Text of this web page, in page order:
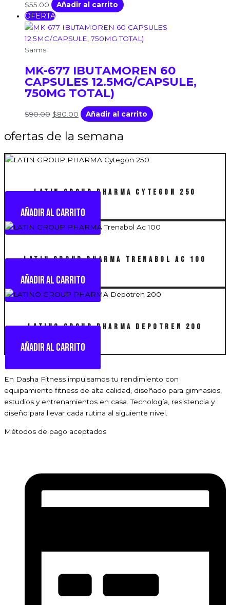
$55.00 Añadir al carrito
OFERTA
Sarms
MK-677 IBUTAMOREN 60
CAPSULES 12.5MG/CAPSULE,
750MG TOTAL)
$90.00 $80.00 Añadir al carrito
ofertas de la semana
LATIN GROUP PHARMA Cytegon 250
Añadir al carrito
LATIN GROUP PHARMA Trenabol Ac 100
Añadir al carrito
LATINO GROUP PHARMA Depotren 200
Añadir al carrito
En Dasha Fitness impulsamos tu rendimiento con
equipamiento fitness de alta calidad, diseñado para gimnasios,
estudios y entrenamientos en casa. Tecnología, resistencia y
diseño para llevar cada rutina al siguiente nivel.
Métodos de pago aceptados